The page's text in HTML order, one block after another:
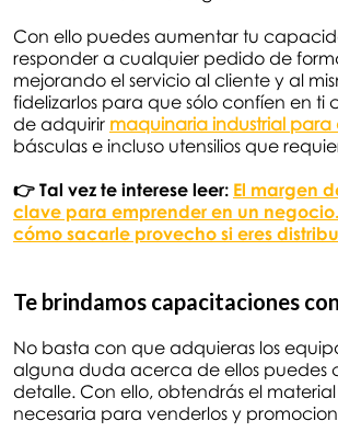
Con ello puedes aumentar tu
responder a cualquier pedido de
mejorando el servicio al cliente y al
fidelizarlos para que sólo confíen en ti
de adquirir maquinaria industrial para
básculas e incluso utensilios que
👉 Tal vez te interese leer: El margen
clave para emprender en un
cómo sacarle provecho si eres
Te brindamos capacitaciones
No basta con que adquieras los
alguna duda acerca de ellos puedes
detalle. Con ello, obtendrás el
necesaria para venderlos y